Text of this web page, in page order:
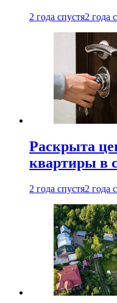
2 года спустя2 года
Раскрыта
квартиры в
2 года спустя2 года